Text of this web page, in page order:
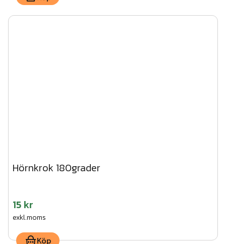
Hörnkrok 180grader
15 kr
exkl.moms
Köp